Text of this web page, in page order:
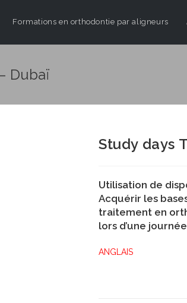
Formations en orthodontie par aligneurs
Dubaï
Study days
Utilisation de
Acquérir les
traitement en
lors d’une
ANGLAIS